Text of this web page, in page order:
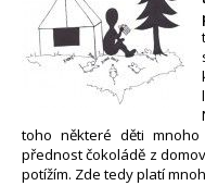
toho některé děti
přednost čokoládě z
potížím. Zde tedy platí